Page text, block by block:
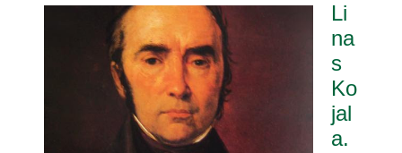
pat. referendumui dėl
Li
na
s
Ko
jal
a.